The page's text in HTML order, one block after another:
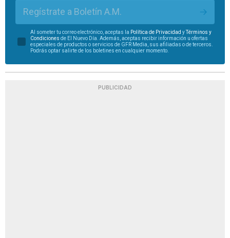
Regístrate a Boletín A.M.
Al someter tu correo electrónico, aceptas la Política de Privacidad yTérminos y
Condiciones de El Nuevo Día. Además, aceptas recibir información u ofertas
especiales de productos o servicios de GFR Media, sus afiliadas o de terceros.
Podrás optar salirte de los boletines en cualquier momento.
PUBLICIDAD